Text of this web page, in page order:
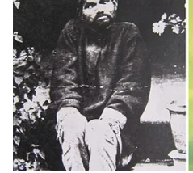
ಅಂದ ಹಾಗೇ ‘ನಂದಗೋಕುಲ’
ಪಾತ್ರದಲ್ಲಿ ನಟಿಸುತ್ತಿರುವ
ಹಿಂದೆ ಹಲವು ಸೀರಿಯಲ್ ಗಳಲ್ಲಿ